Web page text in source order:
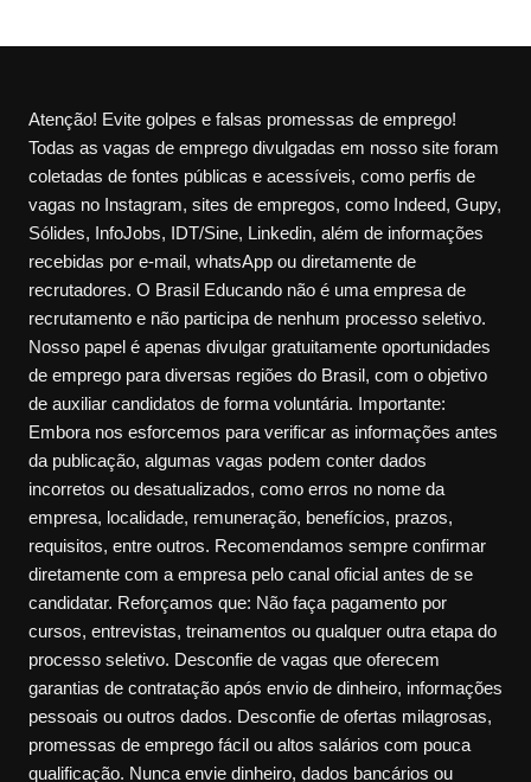
Atenção! Evite golpes e falsas promessas de emprego!
Todas as vagas de emprego divulgadas em nosso site foram
coletadas de fontes públicas e acessíveis, como perfis de
vagas no Instagram, sites de empregos, como Indeed, Gupy,
Sólides, InfoJobs, IDT/Sine, Linkedin, além de informações
recebidas por e-mail, whatsApp ou diretamente de
recrutadores. O Brasil Educando não é uma empresa de
recrutamento e não participa de nenhum processo seletivo.
Nosso papel é apenas divulgar gratuitamente oportunidades
de emprego para diversas regiões do Brasil, com o objetivo
de auxiliar candidatos de forma voluntária. Importante:
Embora nos esforcemos para verificar as informações antes
da publicação, algumas vagas podem conter dados
incorretos ou desatualizados, como erros no nome da
empresa, localidade, remuneração, benefícios, prazos,
requisitos, entre outros. Recomendamos sempre confirmar
diretamente com a empresa pelo canal oficial antes de se
candidatar. Reforçamos que: Não faça pagamento por
cursos, entrevistas, treinamentos ou qualquer outra etapa do
processo seletivo. Desconfie de vagas que oferecem
garantias de contratação após envio de dinheiro, informações
pessoais ou outros dados. Desconfie de ofertas milagrosas,
promessas de emprego fácil ou altos salários com pouca
qualificação. Nunca envie dinheiro, dados bancários ou